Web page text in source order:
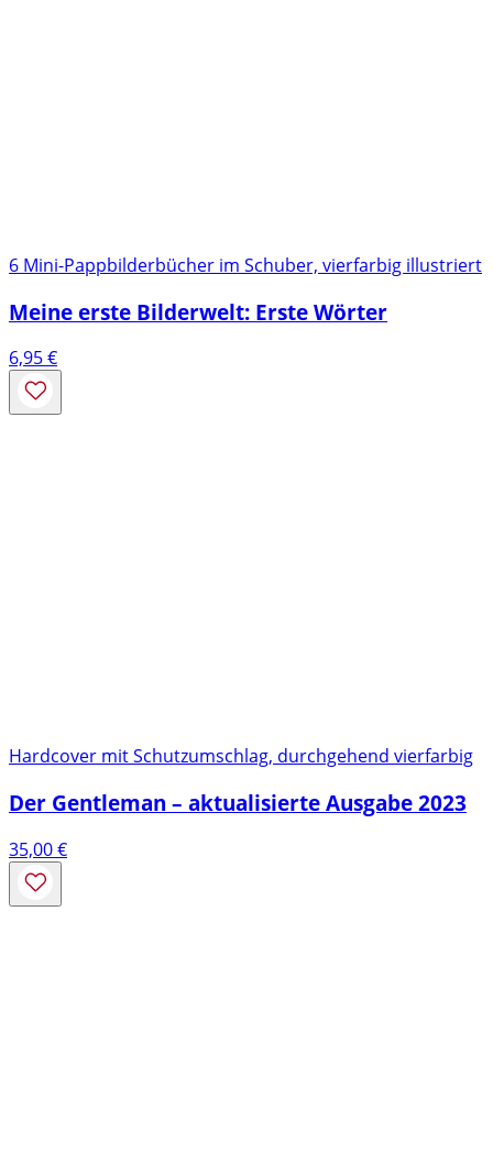
6 Mini-Pappbilderbücher im Schuber, vierfarbig illustriert
Meine erste Bilderwelt: Erste Wörter
6,95€
Hardcover mit Schutzumschlag, durchgehend vierfarbig
Der Gentleman – aktualisierte Ausgabe 2023
35,00€